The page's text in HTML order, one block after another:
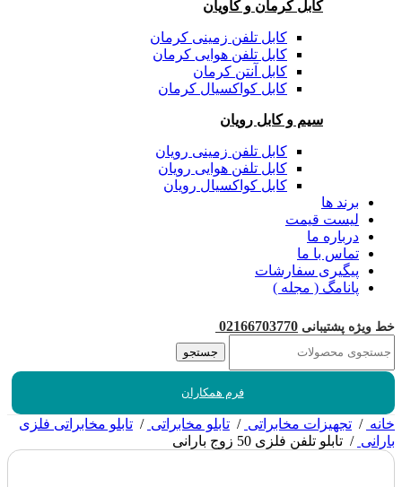
کابل کرمان و کاویان
کابل تلفن زمینی کرمان
کابل تلفن هوایی کرمان
کابل آنتن کرمان
کابل کواکسیال کرمان
سیم و کابل رویان
کابل تلفن زمینی رویان
کابل تلفن هوایی رویان
کابل کواکسیال رویان
برند ها
لیست قیمت
درباره ما
تماس با ما
پیگیری سفارشات
پانامگ ( مجله )
خط ویژه پشتیبانی 02166703770
جستجو
فرم همکاران
خانه / تجهیزات مخابراتی / تابلو مخابراتی / تابلو مخابراتی فلزی
بارانی / تابلو تلفن فلزی 50 زوج بارانی